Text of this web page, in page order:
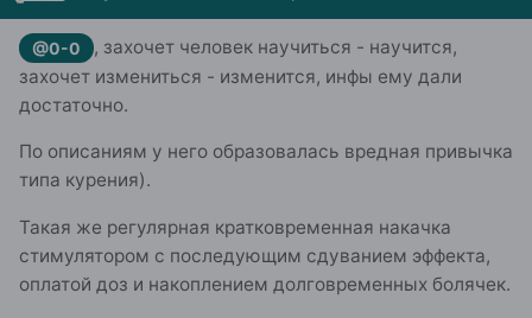
@0-0
, захочет человек научиться - научится,
захочет измениться - изменится, инфы ему дали
достаточно.
По описаниям у него образовалась вредная привычка
типа курения).
Такая же регулярная кратковременная накачка
стимулятором с последующим сдуванием эффекта,
оплатой доз и накоплением долговременных болячек.